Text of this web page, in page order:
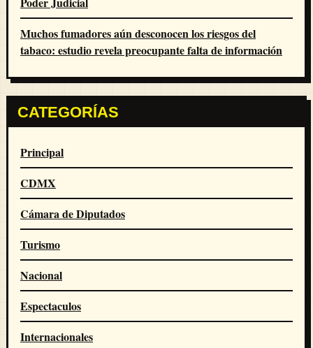
Muchos fumadores aún desconocen los riesgos del
tabaco: estudio revela preocupante falta de información
CATEGORÍAS
Principal
CDMX
Cámara de Diputados
Turismo
Nacional
Espectaculos
Internacionales